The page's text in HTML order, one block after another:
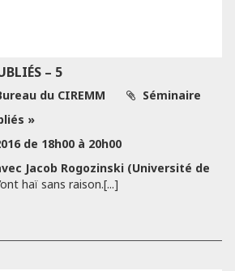
– 5
du CIREMM
Séminaire
»
de 18h00 à 20h00
Jacob Rogozinski (Université de
haï sans raison.[...]